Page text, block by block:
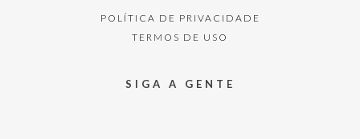
POLÍTICA DE PRIVACIDADE
TERMOS DE USO
SIGA A GENTE